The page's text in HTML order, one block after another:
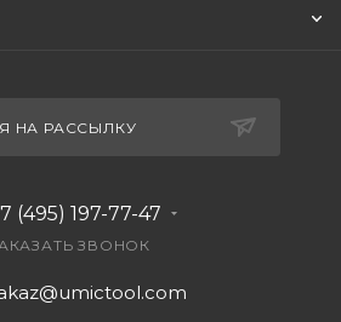
НА РАССЫЛКУ
(495) 197-77-47
ЗВОНОК